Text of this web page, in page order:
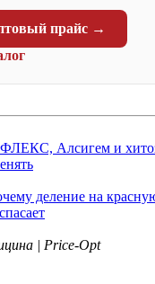
прайс →
Алсигем и
деление на
| Price-Opt